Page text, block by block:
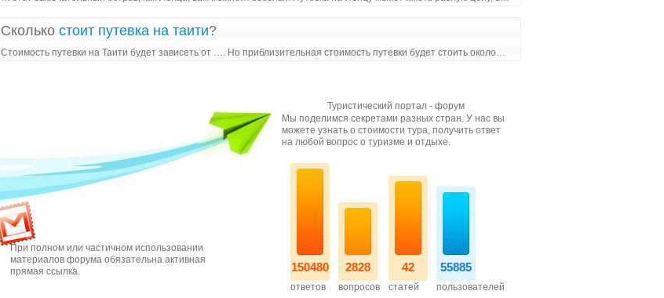
Сколько стоит путевка на таити?
Стоимость путевки на Таити будет зависеть от …. Но приблизительная стоимость путевки будет стоить около…
При полном или частичном использовании
материалов форума обязательна активная
прямая ссылка.
Туристический портал - форум
Мы поделимся секретами разных стран. У нас вы
можете узнать о стоимости тура, получить ответ
на любой вопрос о туризме и отдыхе.
150480
ответов
2828
вопросов
42
статей
55885
пользователей